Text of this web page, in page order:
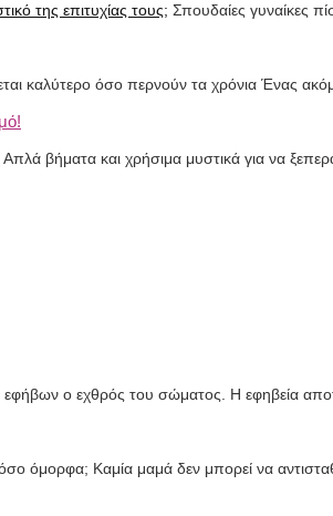
Σπουδαίες γυναίκες
καλύτερο όσο περνούν τα χρόνια Ένας
Απλά βήματα και χρήσιμα μυστικά για να
ο εχθρός του σώματος. Η εφηβεία
όμορφα; Καμία μαμά δεν μπορεί να